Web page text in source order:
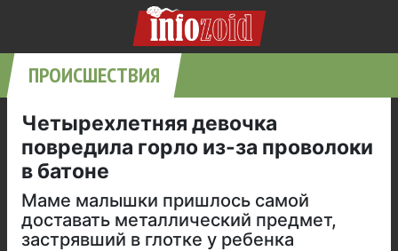
ПРОИСШЕСТВИЯ
Четырехлетняя девочка
повредила горло из-за проволоки
в батоне
Маме малышки пришлось самой
доставать металлический предмет,
застрявший в глотке у ребенка